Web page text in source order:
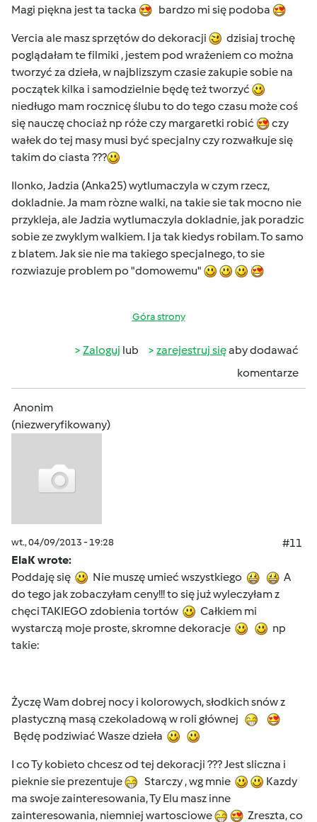
Magi piękna jest ta tacka
bardzo mi się podoba
Vercia ale masz sprzętów do dekoracji
dzisiaj trochę
poglądałam te filmiki , jestem pod wrażeniem co można
tworzyć za dzieła, w najblizszym czasie zakupie sobie na
początek kilka i samodzielnie będę też tworzyć
niedługo mam rocznicę ślubu to do tego czasu może coś
się nauczę chociaż np róże czy margaretki robić
czy
wałek do tej masy musi być specjalny czy rozwałkuje się
takim do ciasta ???
Ilonko, Jadzia (Anka25) wytlumaczyla w czym rzecz,
dokladnie. Ja mam ròzne walki, na takie sie tak mocno nie
przykleja, ale Jadzia wytlumaczyla dokladnie, jak poradzic
sobie ze zwyklym walkiem. I ja tak kiedys robilam. To samo
z blatem. Jak sie nie ma takiego specjalnego, to sie
rozwiazuje problem po "domowemu"
Góra strony
Zaloguj lub zarejestruj sięaby dodawać
komentarze
Anonim
(niezweryfikowany)
wt., 04/09/2013 - 19:28
#11
ElaK wrote:
Poddaję się
Nie muszę umieć wszystkiego
A
do tego jak zobaczyłam ceny!!! to się już wyleczyłam z
chęci TAKIEGO zdobienia tortów
Całkiem mi
wystarczą moje proste, skromne dekoracje
np
takie:
Życzę Wam dobrej nocy i kolorowych, słodkich snów z
plastyczną masą czekoladową w roli głównej
Będę podziwiać Wasze dzieła
I co Ty kobieto chcesz od tej dekoracji ??? Jest sliczna i
pieknie sie prezentuje
Starczy , wg mnie
Kazdy
ma swoje zainteresowania, Ty Elu masz inne
zainteresowania, niemniej wartosciowe
Zreszta, co